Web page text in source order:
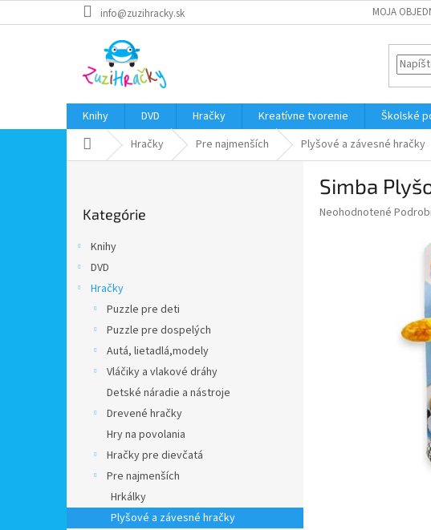
na
info@zuzihracky.sk MOJA
Knihy DVD Hračky Kreatívne tvorenie Školské
DomovHračky Pre najmenších Plyšové a závesné hračky
kategórie
Kategórie
Knihy
DVD
Hračky
Puzzle pre deti
Puzzle pre dospelých
Autá, lietadlá,modely
Vláčiky a vlakové dráhy
Detské náradie a nástroje
Drevené hračky
Hry na povolania
Hračky pre dievčatá
Pre najmenších
Hrkálky
Plyšové a závesné hračky
Simba
Priemerné
Neohodnotené